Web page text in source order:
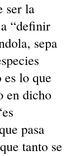
ser la
“definir
sepa
lo que
en dicho
pasa
tanto se